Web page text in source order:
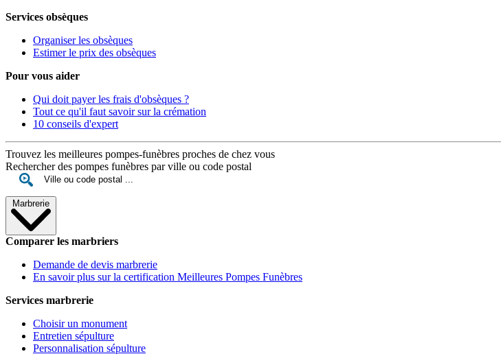
Services obsèques
Organiser les obsèques
Estimer le prix des obsèques
Pour vous aider
Qui doit payer les frais d'obsèques ?
Tout ce qu'il faut savoir sur la crémation
10 conseils d'expert
Trouvez les meilleures pompes-funèbres proches de chez vous
Rechercher des pompes funèbres par ville ou code postal
Marbrerie
Comparer les marbriers
Demande de devis marbrerie
En savoir plus sur la certification Meilleures Pompes Funèbres
Services marbrerie
Choisir un monument
Entretien sépulture
Personnalisation sépulture